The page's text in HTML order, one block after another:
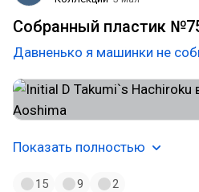
Собранный пластик
Давненько я машинки не
Показать полностью
15 9 2